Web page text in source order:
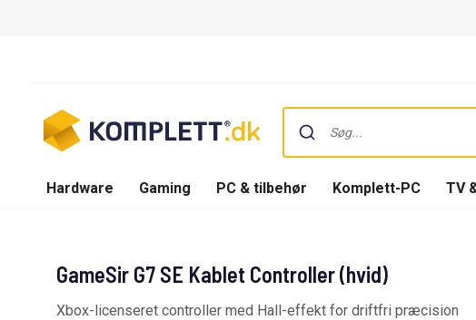
Hardware Gaming PC & tilbehør Komplett-PC TV
GameSir G7 SE Kablet Controller (hvid)
Xbox-licenseret controller med Hall-effekt for driftfri præcision